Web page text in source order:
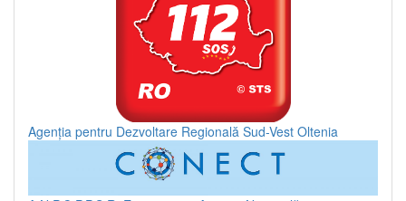
Agenția pentru Dezvoltare Regională Sud-Vest Oltenia